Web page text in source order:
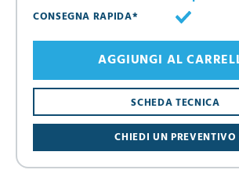
CONSEGNA RAPIDA*
CHIEDI UN PREVENTIVO
SCHEDA TECNICA
AGGIUNGI AL